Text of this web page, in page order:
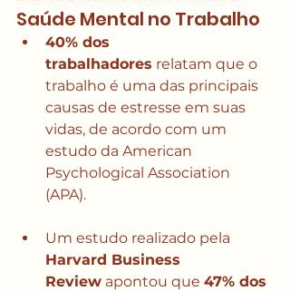
Saúde Mental no Trabalho
40% dos
trabalhadores relatam que o
trabalho é uma das principais
causas de estresse em suas
vidas, de acordo com um
estudo da American
Psychological Association
(APA).
Um estudo realizado pela
Harvard Business
Review apontou que 47% dos